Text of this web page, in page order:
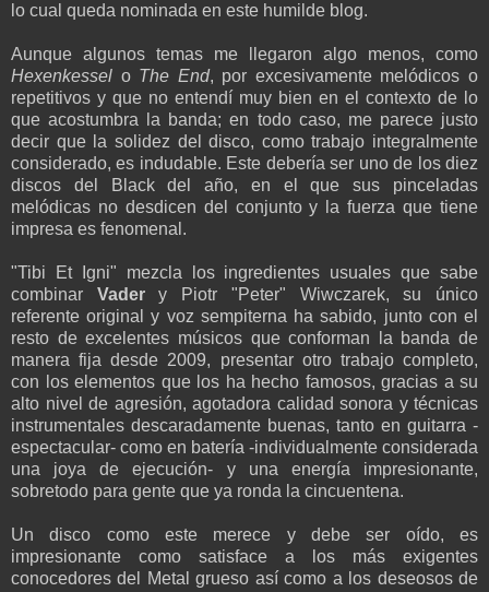
lo cual queda nominada en este humilde blog.
Aunque algunos temas me llegaron algo menos, como
Hexenkessel o The End, por excesivamente melódicos o
repetitivos y que no entendí muy bien en el contexto de lo
que acostumbra la banda; en todo caso, me parece justo
decir que la solidez del disco, como trabajo integralmente
considerado, es indudable. Este debería ser uno de los diez
discos del Black del año, en el que sus pinceladas
melódicas no desdicen del conjunto y la fuerza que tiene
impresa es fenomenal.
"Tibi Et Igni" mezcla los ingredientes usuales que sabe
combinar Vadery Piotr "Peter" Wiwczarek, su único
referente original y voz sempiterna ha sabido, junto con el
resto de excelentes músicos que conforman la banda de
manera fija desde 2009, presentar otro trabajo completo,
con los elementos que los ha hecho famosos, gracias a su
alto nivel de agresión, agotadora calidad sonora y técnicas
instrumentales descaradamente buenas, tanto en guitarra -
espectacular- como en batería -individualmente considerada
una joya de ejecución- y una energía impresionante,
sobretodo para gente que ya ronda la cincuentena.
Un disco como este merece y debe ser oído, es
impresionante como satisface a los más exigentes
conocedores del Metal grueso así como a los deseosos de